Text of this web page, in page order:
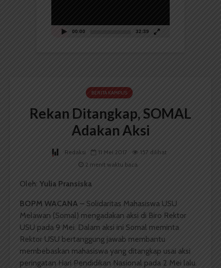
00:00 32:39
BERITA KAMPUS
Rekan Ditangkap, SOMAL
Adakan Aksi
Redaksi 11 Mei 2017
157 dilihat
2 menit waktu baca
Oleh: Yulia Pransiska
BOPM WACANA – Solidaritas Mahasiswa USU
Melawan (Somal) mengadakan aksi di Biro Rektor
USU pada 9 Mei. Dalam aksi ini Somal meminta
Rektor USU bertanggung jawab membantu
membebaskan mahasiswa yang ditangkap usai aksi
peringatan Hari Pendidikan Nasional pada 2 Mei lalu.